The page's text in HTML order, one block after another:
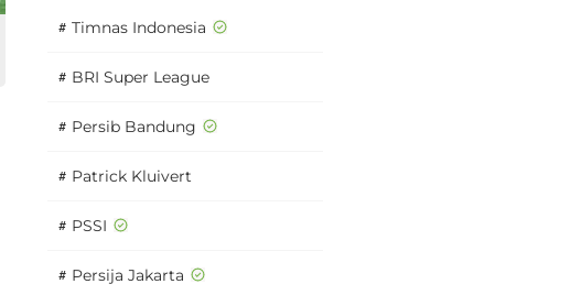
# Timnas Indonesia
# BRI Super League
# Persib Bandung
# Patrick Kluivert
# PSSI
# Persija Jakarta